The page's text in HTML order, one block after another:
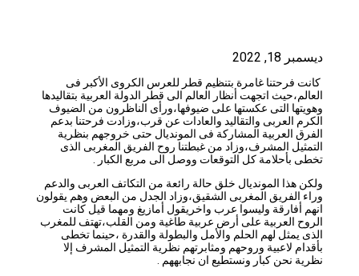
ديسمبر 18, 2022
كانت فرحتنا غامرة بتنظيم قطر للعرس الكروى الأكبر فى
العالم،حيث اتجهت أنظار العالم الى قطر الدولة العربية بتقاليدها
وهويتها التى عكستها على ضيوفها،ورأى الناظرون من الضيوف
الكرم العربى والتقاليد والعادات عن قرب،وزادت فرحتنا بدعم
الفرق العربية المشاركة فى المونديال حتى خروجهم بنظرية
التمثيل المشرف،وزاد من غبطتنا روح الفريق المغربى الذى
تخطى بأحلامة كل التوقعات ووصل الى مربع الكبار .
ولكن هذا المونديال خلق حالة رائعة من التكاتف العربى والدعم
وراء الفريق المغربى الشقيق،وزاد الجدل من البعض وهم يقولون
انهم أفارقة وليسوا عرب واخريقول أمازيغ ومهما قيل كانت
الروح العربية على أرض عربية طاغية ومن القلب،تهتف للمغرب
الذى يمثل لهم الحلم والأمل والبطولة والقدرة ،حينما تخطى
بأقدام لاعبية وروحهم ومثابرتهم نظرية التمثيل المشرف إلا
نظرية نحن كبار ونستطيع ان نجابههم .